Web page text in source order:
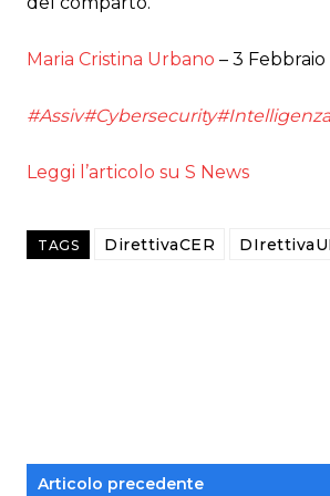
Maria Cristina Urbano – 3
#Assiv#Cybersecurity
Leggi l’articolo su S News
TAGS DirettivaCER
Articolo precedente